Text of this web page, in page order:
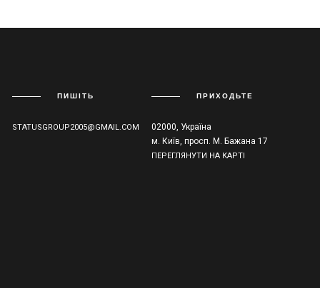
ПИШІТЬ
STATUSGROUP2005@GMAIL.COM
ПРИХОДЬТЕ
02000, Україна
м. Київ, просп. М. Бажана 17
ПЕРЕГЛЯНУТИ НА КАРТІ